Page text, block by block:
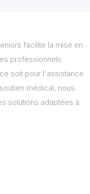
facilite la mise en
professionnels
soit pour l'assistance
médical, nous
solutions adaptées à